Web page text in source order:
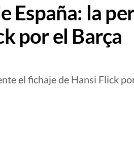
España: la
por el Barça
el fichaje de Hansi Flick